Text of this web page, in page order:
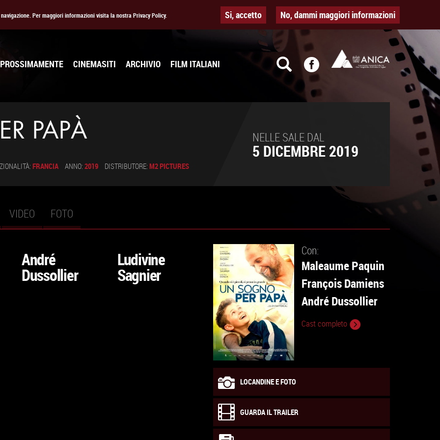
Per maggiori informazioni visita la nostra Privacy Policy. Si, accetto No, dammi maggiori informazioni
PROSSIMAMENTE CINEMASITI ARCHIVIO FILM ITALIANI
PAPÀ
FRANCIA ANNO: 2019 DISTRIBUTORE: M2 PICTURES
NELLE SALE DAL
5 DICEMBRE 2019
VIDEO FOTO
SCHEDA
André
Dussollier
SCHEDA
Ludivine
Sagnier
Con:
Maleaume Paquin
François Damiens
André Dussollier
Cast completo
LOCANDINE E FOTO
GUARDA IL TRAILER